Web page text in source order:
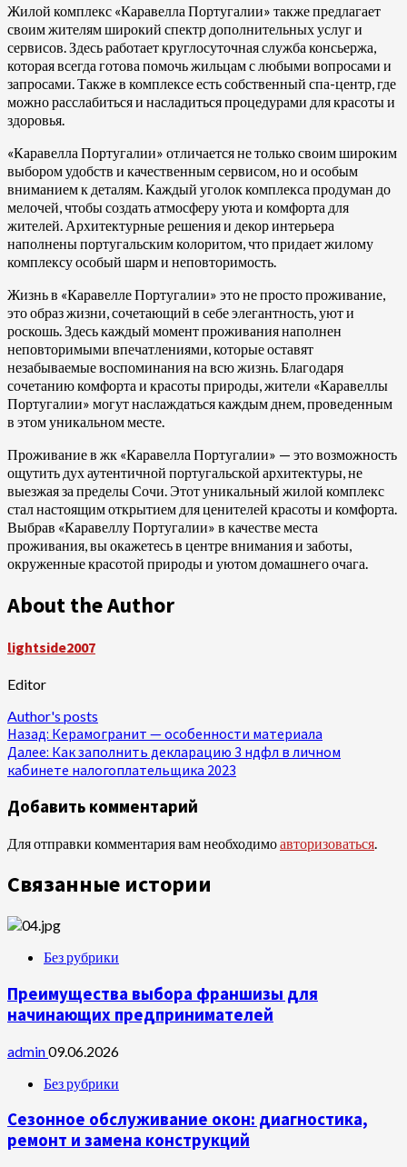
Жилой комплекс «Каравелла Португалии» также предлагает
своим жителям широкий спектр дополнительных услуг и
сервисов. Здесь работает круглосуточная служба консьержа,
которая всегда готова помочь жильцам с любыми вопросами и
запросами. Также в комплексе есть собственный спа-центр, где
можно расслабиться и насладиться процедурами для красоты и
здоровья.
«Каравелла Португалии» отличается не только своим широким
выбором удобств и качественным сервисом, но и особым
вниманием к деталям. Каждый уголок комплекса продуман до
мелочей, чтобы создать атмосферу уюта и комфорта для
жителей. Архитектурные решения и декор интерьера
наполнены португальским колоритом, что придает жилому
комплексу особый шарм и неповторимость.
Жизнь в «Каравелле Португалии» это не просто проживание,
это образ жизни, сочетающий в себе элегантность, уют и
роскошь. Здесь каждый момент проживания наполнен
неповторимыми впечатлениями, которые оставят
незабываемые воспоминания на всю жизнь. Благодаря
сочетанию комфорта и красоты природы, жители «Каравеллы
Португалии» могут наслаждаться каждым днем, проведенным
в этом уникальном месте.
Проживание в жк «Каравелла Португалии» — это возможность
ощутить дух аутентичной португальской архитектуры, не
выезжая за пределы Сочи. Этот уникальный жилой комплекс
стал настоящим открытием для ценителей красоты и комфорта.
Выбрав «Каравеллу Португалии» в качестве места
проживания, вы окажетесь в центре внимания и заботы,
окруженные красотой природы и уютом домашнего очага.
About the Author
lightside2007
Editor
Author's posts
Продолжить
чтение
Назад: Керамогранит — особенности материала
Далее: Как заполнить декларацию 3 ндфл в личном
кабинете налогоплательщика 2023
Добавить комментарий
Для отправки комментария вам необходимоавторизоваться
Связанные истории
Без рубрики
Преимущества выбора франшизы для
начинающих предпринимателей
admin09.06.2026
Без рубрики
Сезонное обслуживание окон: диагностика,
ремонт и замена конструкций